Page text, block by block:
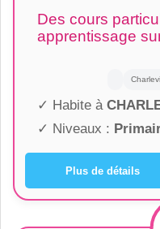
Des cours
apprentissage
✓ Habite à
✓ Niveaux :
Plus de détails